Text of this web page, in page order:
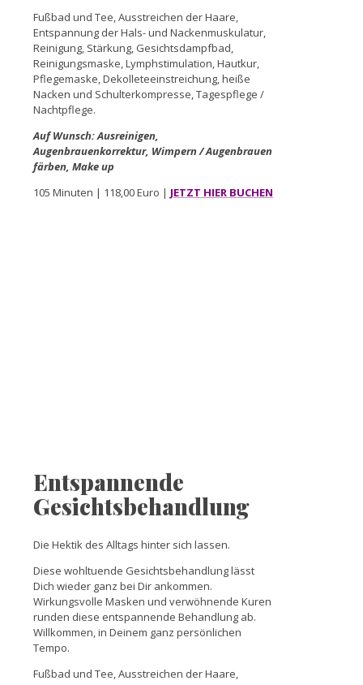
Fußbad und Tee, Ausstreichen der Haare,
Entspannung der Hals- und Nackenmuskulatur,
Reinigung, Stärkung, Gesichtsdampfbad,
Reinigungsmaske, Lymphstimulation, Hautkur,
Pflegemaske, Dekolleteeinstreichung, heiße
Nacken und Schulterkompresse, Tagespflege /
Nachtpflege.
Auf Wunsch: Ausreinigen,
Augenbrauenkorrektur, Wimpern / Augenbrauen
färben, Make up
105 Minuten | 118,00 Euro | JETZT HIER BUCHEN
Entspannende
Gesichtsbehandlung
Die Hektik des Alltags hinter sich lassen.
Diese wohltuende Gesichtsbehandlung lässt
Dich wieder ganz bei Dir ankommen.
Wirkungsvolle Masken und verwöhnende Kuren
runden diese entspannende Behandlung ab.
Willkommen, in Deinem ganz persönlichen
Tempo.
Fußbad und Tee, Ausstreichen der Haare,